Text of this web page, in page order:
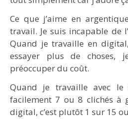
Ce que j’aime en
travail. Je suis incapable de
Quand je travaille en
essayer plus de choses,
préoccuper du coût.
Quand je travaille avec le
facilement 7 ou 8 clichés à
digital, c’est plutôt 1 sur 15